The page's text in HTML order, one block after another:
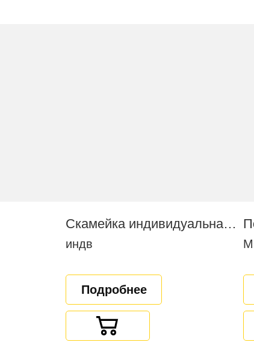
Скамейка индивидуальная вариативная
индв
Подробнее